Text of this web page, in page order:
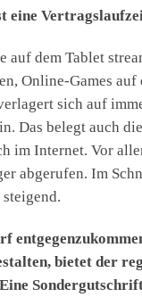
eine
auf dem Tablet
Online-Games
sich auf
Das belegt auch
im Internet. Vor
abgerufen. Im
bietet der